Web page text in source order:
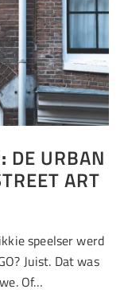
DE URBAN
ART
speelser werd
Juist. Dat was
Of…